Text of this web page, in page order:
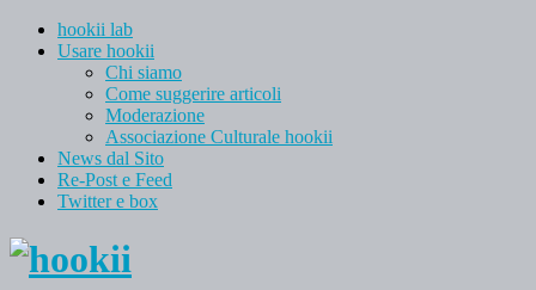
hookii lab
Usare hookii
Chi siamo
Come suggerire articoli
Moderazione
Associazione Culturale hookii
News dal Sito
Re-Post e Feed
Twitter e box